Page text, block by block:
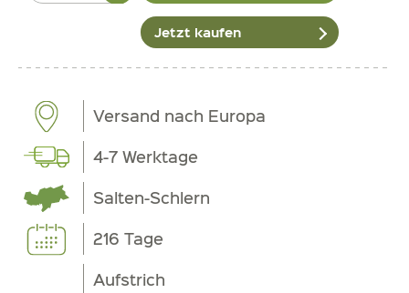
Jetzt kaufen
Versand nach Europa
4-7 Werktage
Salten-Schlern
216 Tage
Aufstrich